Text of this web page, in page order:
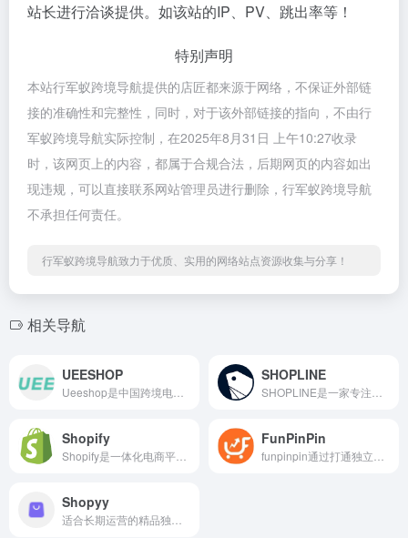
站长进行洽谈提供。如该站的IP、PV、跳出率等！
特别声明
本站行军蚁跨境导航提供的店匠都来源于网络，不保证外部链
接的准确性和完整性，同时，对于该外部链接的指向，不由行
军蚁跨境导航实际控制，在2025年8月31日 上午10:27收录
时，该网页上的内容，都属于合规合法，后期网页的内容如出
现违规，可以直接联系网站管理员进行删除，行军蚁跨境导航
不承担任何责任。
行军蚁跨境导航致力于优质、实用的网络站点资源收集与分享！
相关导航
UEESHOP SHOPLINE
Shopify FunPinPin
Shopyy